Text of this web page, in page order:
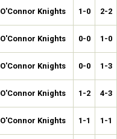
O'Connor Knights 1-0 2-2
O'Connor Knights 0-0 1-0
O'Connor Knights 0-0 1-3
O'Connor Knights 1-2 4-3
O'Connor Knights 1-1 1-1